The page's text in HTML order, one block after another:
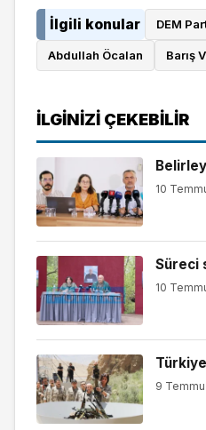
İlgili konular DEM
Abdullah Öcalan Barış
İLGINIZI ÇEKEBILIR
10
Süreci
10
9